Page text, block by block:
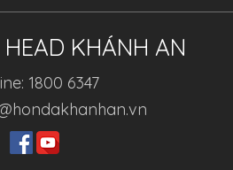
KHÁNH AN
1800 6347